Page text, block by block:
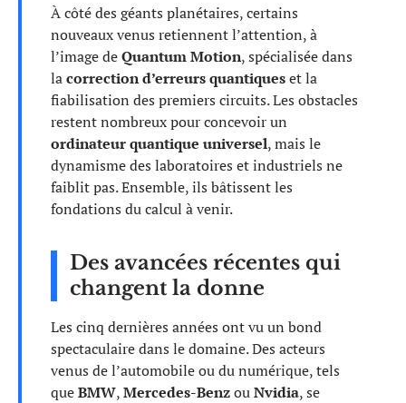
À côté des géants planétaires, certains
nouveaux venus retiennent l’attention, à
l’image deQuantum Motion, spécialisée dans
lacorrection d’erreurs quantiqueset la
fiabilisation des premiers circuits. Les obstacles
restent nombreux pour concevoir un
ordinateur quantique universel, mais le
dynamisme des laboratoires et industriels ne
faiblit pas. Ensemble, ils bâtissent les
fondations du calcul à venir.
Des avancées récentes qui
changent la donne
Les cinq dernières années ont vu un bond
spectaculaire dans le domaine. Des acteurs
venus de l’automobile ou du numérique, tels
queBMW,Mercedes-BenzouNvidia, se